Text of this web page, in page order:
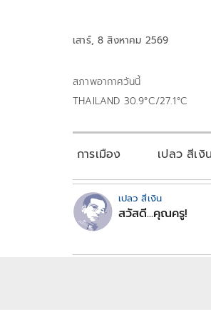
เสาร์, 8 สิงหาคม 2569
สภาพอากาศวันนี้
THAILAND 30.9°C/27.1°C
การเมือง เปลว สีเงิน
เปลว สีเงิน
สวัสดี...คุณครู!